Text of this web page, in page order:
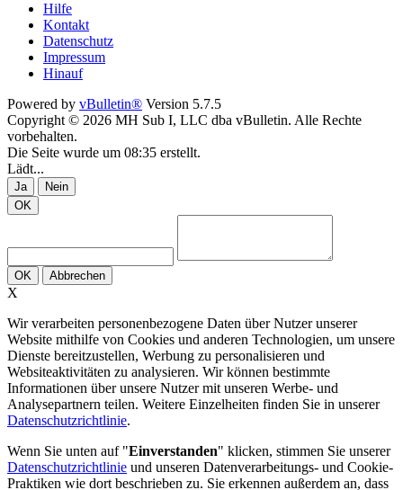
Hilfe
Kontakt
Datenschutz
Impressum
Hinauf
Powered by vBulletin® Version 5.7.5
Copyright © 2026 MH Sub I, LLC dba vBulletin. Alle Rechte
vorbehalten.
Die Seite wurde um 08:35 erstellt.
Lädt...
Ja
Nein
OK
OK Abbrechen
X
Wir verarbeiten personenbezogene Daten über Nutzer unserer
Website mithilfe von Cookies und anderen Technologien, um unsere
Dienste bereitzustellen, Werbung zu personalisieren und
Websiteaktivitäten zu analysieren. Wir können bestimmte
Informationen über unsere Nutzer mit unseren Werbe- und
Analysepartnern teilen. Weitere Einzelheiten finden Sie in unserer
Datenschutzrichtlinie.
Wenn Sie unten auf "Einverstanden" klicken, stimmen Sie unserer
Datenschutzrichtlinie und unseren Datenverarbeitungs- und Cookie-
Praktiken wie dort beschrieben zu. Sie erkennen außerdem an, dass